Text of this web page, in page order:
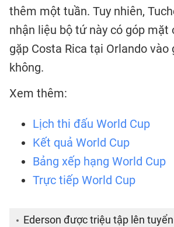
thêm một tuần. Tuy nhiên,
nhận liệu bộ tứ này có góp mặt
gặp Costa Rica tại Orlando vào
không.
Xem thêm:
Lịch thi đấu World Cup
Kết quả World Cup
Bảng xếp hạng World Cup
Trực tiếp World Cup
Ederson được triệu tập lên